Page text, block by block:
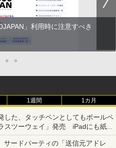
」利用時に注意すべき
● ●
1週間 1カ月
した、タッチペンとしてもボールペ
スツーウェイ」発売 iPadにも紙に
サードパーティの「送信元アドレ